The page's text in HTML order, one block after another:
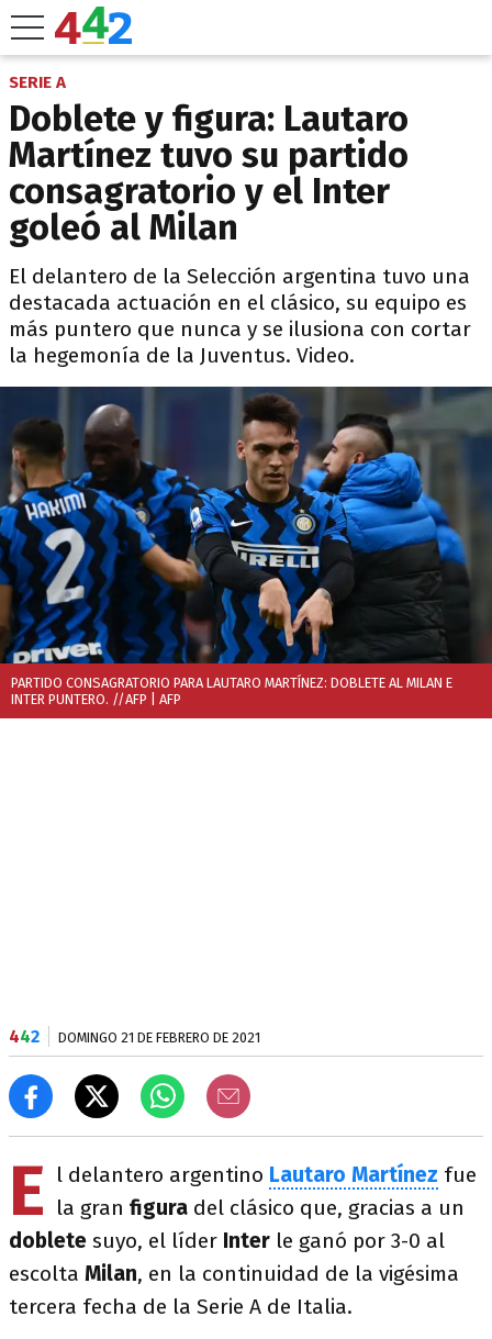
SERIE A
Doblete y figura: Lautaro
Martínez tuvo su partido
consagratorio y el Inter
goleó al Milan
El delantero de la Selección argentina tuvo una
destacada actuación en el clásico, su equipo es
más puntero que nunca y se ilusiona con cortar
la hegemonía de la Juventus. Video.
PARTIDO CONSAGRATORIO PARA LAUTARO MARTÍNEZ: DOBLETE AL MILAN E
INTER PUNTERO. //AFP
| AFP
442 DOMINGO 21 DE FEBRERO DE 2021
E l delantero argentino Lautaro Martínez fue
la gran figura del clásico que, gracias a un
doblete suyo, el líder Inter le ganó por 3-0 al
escolta Milan, en la continuidad de la vigésima
tercera fecha de la Serie A de Italia.